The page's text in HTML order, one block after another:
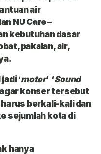
air
NU Care –
kebutuhan dasar
pakaian, air,
‘motor‘ ‘Sound
agar konser tersebut
harus berkali- kali dan
sejumlah kota di
hanya